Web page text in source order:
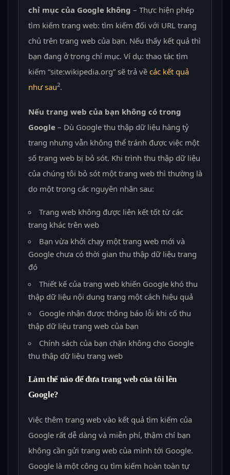
chỉ mục của Google không – Thực hiện phép
tìm kiếm trang web: tìm kiếm đối với URL trang
chủ trên trang web của bạn. Nếu thấy kết quả thì
bạn đang ở trong chỉ mục. Ví dụ: thao tác tìm
kiếm “site:wikipedia.org” sẽ trả về các kết quả
như sau2.
Nếu trang web của bạn không có trong
Google– Dù Google thu thập dữ liệu hàng tỷ
trang nhưng vẫn không thể tránh được việc một
số trang web bị bỏ sót. Khi trình thu thập dữ liệu
của chúng tôi bỏ sót một trang web thì thường là
do một trong các nguyên nhân sau:
Trang web không được liên kết tốt từ các
trang khác trên web
Bạn vừa khởi chạy một trang web mới và
Google chưa có thời gian thu thập dữ liệu trang
đó
Thiết kế của trang web khiến Google khó thu
thập dữ liệu nội dung trang một cách hiệu quả
Google nhận được thông báo lỗi khi cố thu
thập dữ liệu trang web của bạn
Chính sách của bạn chặn không cho Google
thu thập dữ liệu trang web
Làm thế nào để đưa trang web của tôi lên
Google?
Việc thêm trang web vào kết quả tìm kiếm của
Google rất dễ dàng và miễn phí, thậm chí bạn
không cần gửi trang web của mình tới Google.
Google là một công cụ tìm kiếm hoàn toàn tự